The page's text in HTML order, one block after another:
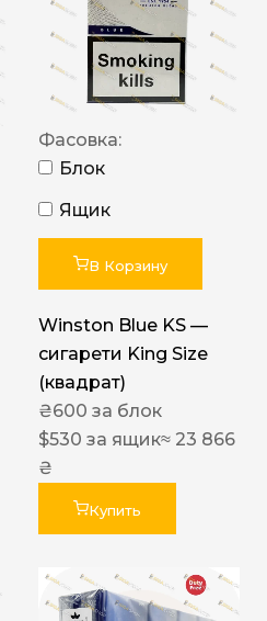
Фасовка:
Блок
Ящик
В Корзину
Winston Blue KS —
сигарети King Size
(квадрат)
₴600 за блок
$530 за ящик≈ 23 866
₴
Купить